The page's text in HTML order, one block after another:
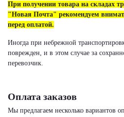
При получении товара на складах
"Новая Почта" рекомендуем
перед оплатой.
Иногда при небрежной
поврежден, и в этом случае за
перевозчик.
Оплата заказов
Мы предлагаем несколько вариантов